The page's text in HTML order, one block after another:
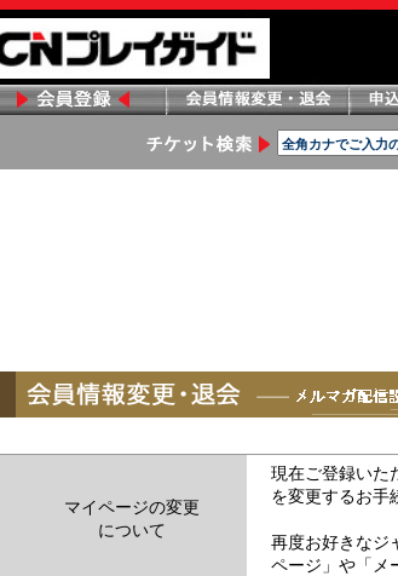
マイページの変更
について
現在ご登録いた
を変更するお手
再度お好きなジ
ページ」や「メ